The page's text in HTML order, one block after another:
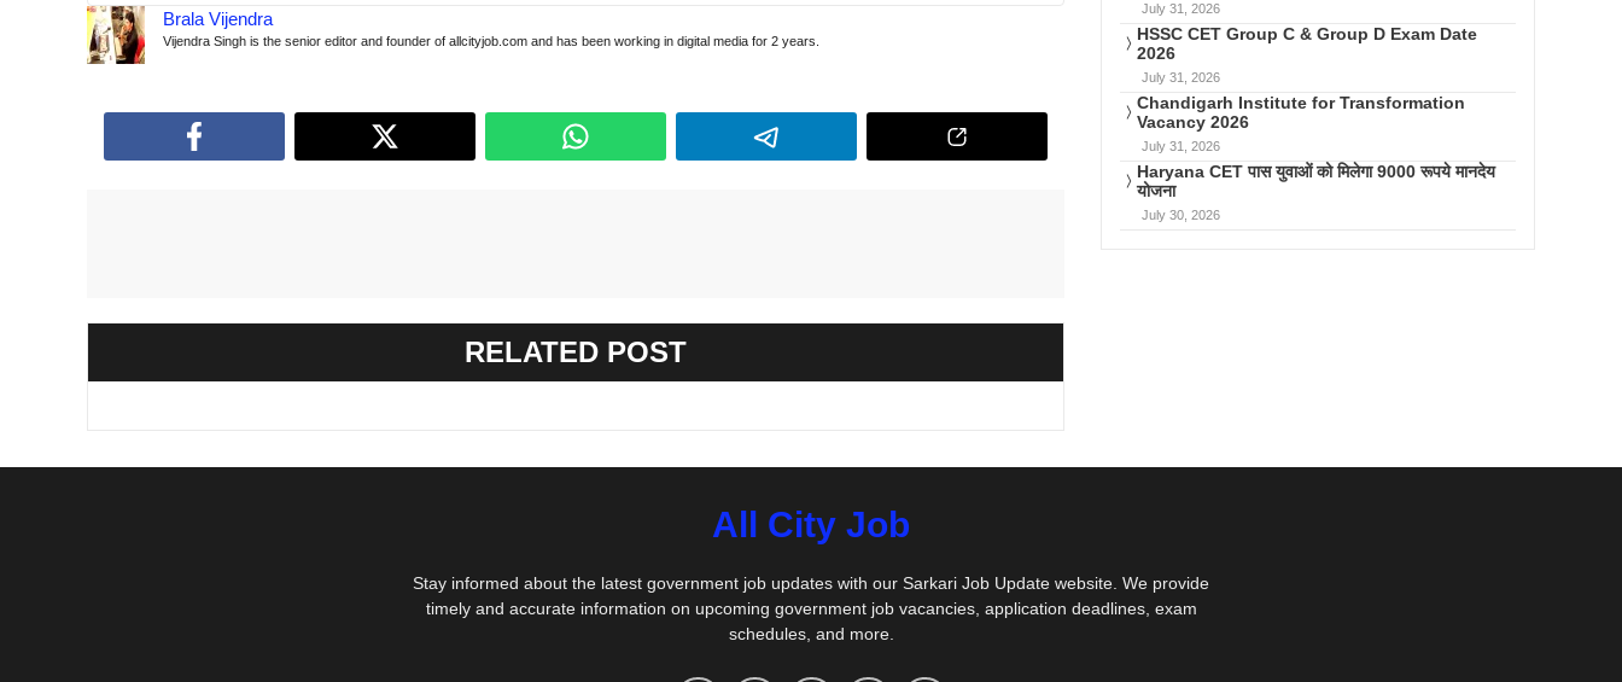
Brala Vijendra
Vijendra Singh is the senior editor and founder of allcityjob.com and has been working in digital media for 2 years.
RELATED POST
July 31, 2026
HSSC CET Group C & Group D Exam Date
2026
July 31, 2026
Chandigarh Institute for Transformation
Vacancy 2026
July 31, 2026
Haryana CET पास युवाओं को मिलेगा 9000 रूपये मानदेय
योजना
July 30, 2026
All City Job
Stay informed about the latest government job updates with our Sarkari Job Update website. We provide
timely and accurate information on upcoming government job vacancies, application deadlines, exam
schedules, and more.